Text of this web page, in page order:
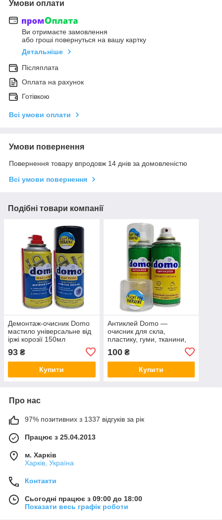
Умови оплати
Ви отримаєте замовлення
або гроші повернуться на вашу картку
Детальніше
Післяплата
Оплата на рахунок
Готівкою
Всі умови оплати
Умови повернення
Повернення товару впродовж 14 днів за домовленістю
Всі умови повернення
Подібні товари компанії
Демонтаж-очисник Domo
мастило універсальне від
іржі корозії 150мл
93 ₴
Купити
Антиклей Domo —
очисник для скла,
пластику, гуми, тканини,
меблів від залишків клею,
наклейок 150мл
100₴
Купити
Про нас
97% позитивних з 1337 відгуків за рік
Працює з 25.04.2013
м. Харків
Харків, Україна
Контакти
Сьогодні працює з 09:00 до 18:00
Показати весь графік роботи